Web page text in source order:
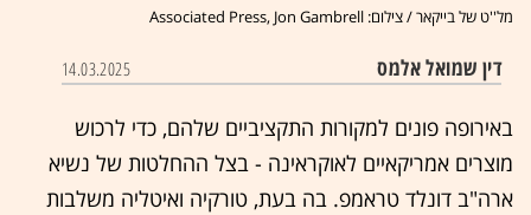
מל''ט של בייקאר / צילום: Associated Press, Jon Gambrell
דין שמואל אלמס 14.03.2025
באירופה פונים למקורות התקציביים שלהם, כדי לרכוש
מוצרים אמריקאיים לאוקראינה - בצל ההחלטות של נשיא
ארה"ב דונלד טראמפ. בה בעת, טורקיה ואיטליה משלבות